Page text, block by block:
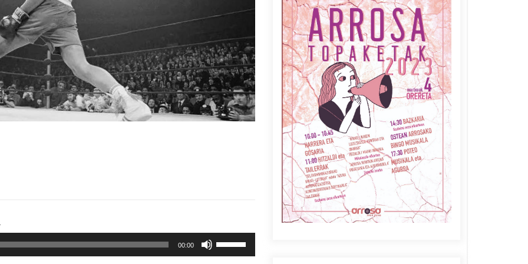
Azaroak 6 Iurretan Arrosa
sarearen IX. topaketak
2021/10/04
Arrosari buruzko erreportaia
2021/07/16
Berria egunkarian
elkarrizketa Arrosaren 20
urteez
2021/07/06
Arrosaren laburpen bideoa
Hamaika Telebistaren eskutik
2021/06/30
00:00
gora/behera